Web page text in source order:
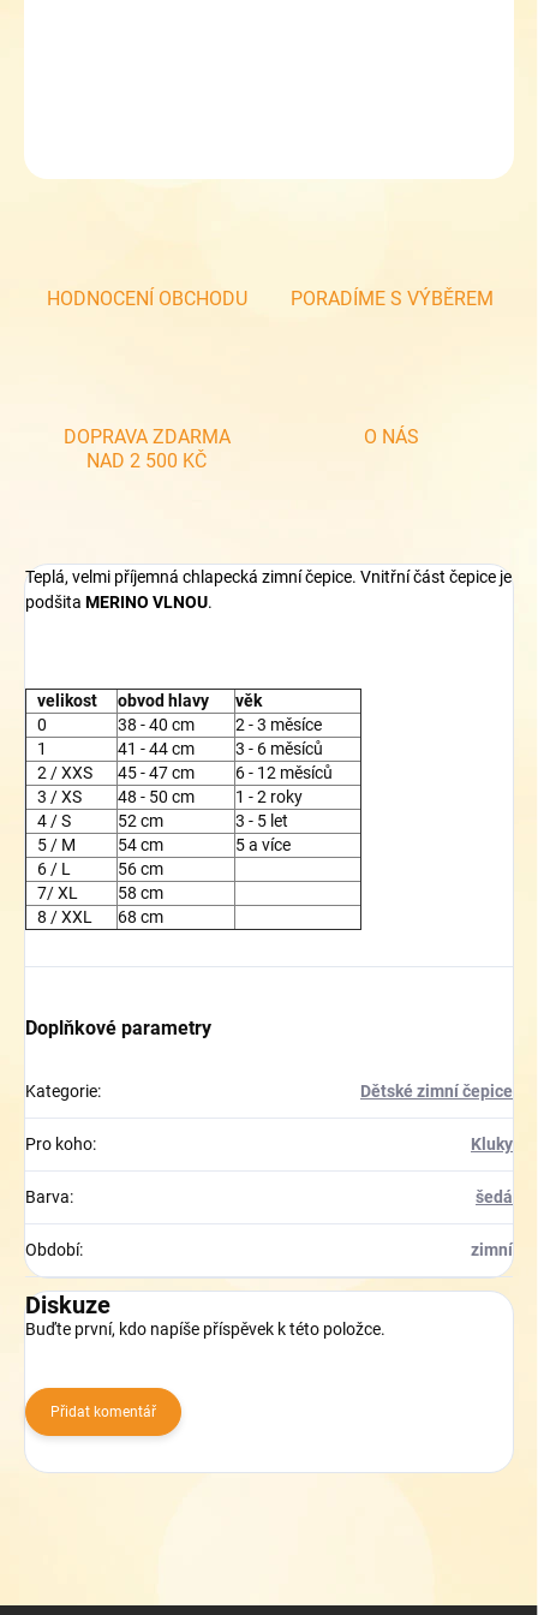
HODNOCENÍ OBCHODU PORADÍME S VÝBĚREM
DOPRAVA ZDARMA
NAD 2 500 KČ
O NÁS
Teplá, velmi příjemná chlapecká zimní čepice. Vnitřní část čepice je
podšita MERINO VLNOU.
velikost obvod hlavy
věk
0
38 - 40 cm
2 - 3 měsíce
1
41 - 44 cm
3 - 6 měsíců
2 / XXS
45 - 47 cm
6 - 12 měsíců
3 / XS
48 - 50 cm
1 - 2 roky
4 / S
52 cm
3 - 5 let
5 / M
54 cm
5 a více
6 / L
56 cm
7/ XL
58 cm
8 / XXL
68 cm
Doplňkové parametry
Kategorie: Dětské zimní čepice
Pro koho: Kluky
Barva: šedá
Období: zimní
Diskuze
Buďte první, kdo napíše příspěvek k této položce.
Přidat komentář